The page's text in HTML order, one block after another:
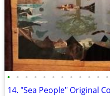
• • • • • • • • • • • •
14. "Sea People" Original